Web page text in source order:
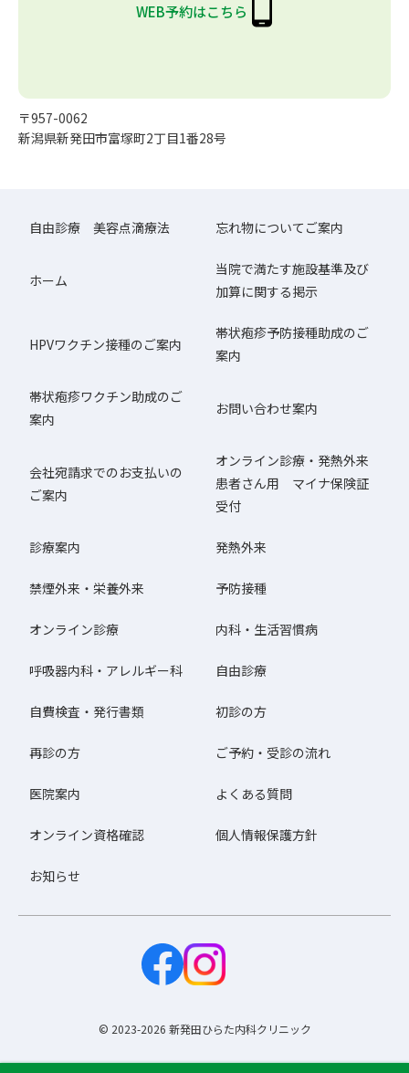
WEB予約はこちら
〒957-0062
新潟県新発田市富塚町2丁目1番28号
自由診療 美容点滴療法 忘れ物についてご案内
ホーム
当院で満たす施設基準及び
加算に関する掲示
HPVワクチン接種のご案内
帯状疱疹予防接種助成のご
案内
帯状疱疹ワクチン助成のご
案内
お問い合わせ案内
会社宛請求でのお支払いの
ご案内
オンライン診療・発熱外来
患者さん用 マイナ保険証
受付
診療案内 発熱外来
禁煙外来・栄養外来 予防接種
オンライン診療 内科・生活習慣病
呼吸器内科・アレルギー科 自由診療
自費検査・発行書類 初診の方
再診の方 ご予約・受診の流れ
医院案内 よくある質問
オンライン資格確認 個人情報保護方針
お知らせ
© 2023-2026 新発田ひらた内科クリニック